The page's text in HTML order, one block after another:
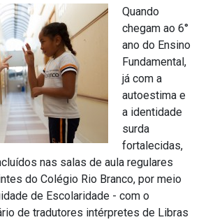
Quando
chegam ao 6°
ano do Ensino
Fundamental,
já com a
autoestima e
a identidade
surda
fortalecidas,
nas salas de aula regulares
do Colégio Rio Branco, por meio
de Escolaridade - com o
de tradutores intérpretes de Libras